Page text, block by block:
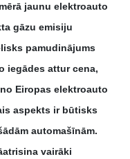
jaunu elektroauto
gāzu emisiju
pamudinājums
iegādes attur cena,
Eiropas elektroauto
aspekts ir būtisks
automašīnām.
vairāki